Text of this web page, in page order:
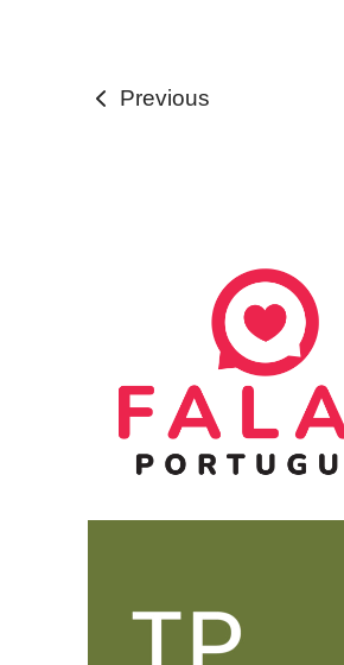
Previous